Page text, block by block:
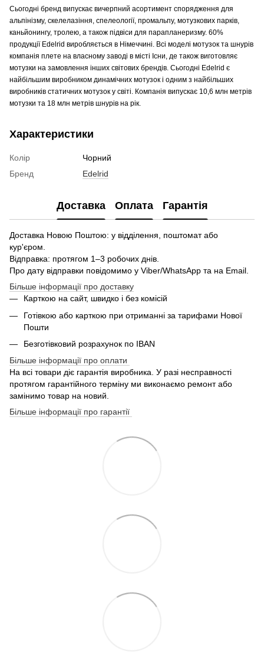
Сьогодні бренд випускає вичерпний асортимент спорядження для
альпінізму, скелелазіння, спелеології, промальпу, мотузкових парків,
каньйонингу, тролею, а також підвіси для парапланеризму. 60%
продукції Edelrid виробляється в Німеччині. Всі моделі мотузок та шнурів
компанія плете на власному заводі в місті Існи, де також виготовляє
мотузки на замовлення інших світових брендів. Сьогодні Edelrid є
найбільшим виробником динамічних мотузок і одним з найбільших
виробників статичних мотузок у світі. Компанія випускає 10,6 млн метрів
мотузки та 18 млн метрів шнурів на рік.
Характеристики
Колір
Чорний
Бренд
Edelrid
Доставка Оплата Гарантія
Доставка Новою Поштою: у відділення, поштомат або
кур'єром.
Відправка: протягом 1–3 робочих днів.
Про дату відправки повідомимо у Viber/WhatsApp та на Email.
Більше інформації про доставку
Карткою на сайт, швидко і без комісій
Готівкою або карткою при отриманні за тарифами Нової
Пошти
Безготівковий розрахунок по IBAN
Більше інформації про оплати
На всі товари діє гарантія виробника. У разі несправності
протягом гарантійного терміну ми виконаємо ремонт або
замінимо товар на новий.
Більше інформації про гарантії